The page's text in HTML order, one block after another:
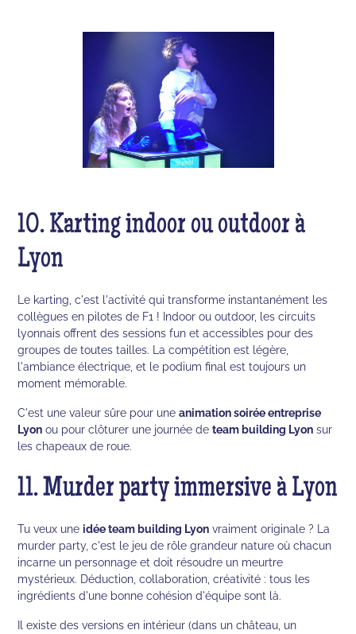
10. Karting indoor ou outdoor à
Lyon
Le karting, c'est l'activité qui transforme instantanément les
collègues en pilotes de F1 ! Indoor ou outdoor, les circuits
lyonnais offrent des sessions fun et accessibles pour des
groupes de toutes tailles. La compétition est légère,
l'ambiance électrique, et le podium final est toujours un
moment mémorable.
C'est une valeur sûre pour uneanimation soirée entreprise
Lyon ou pour clôturer une journée deteam building Lyon sur
les chapeaux de roue.
11. Murder party immersive à Lyon
Tu veux uneidée team building Lyon vraiment originale ? La
murder party, c'est le jeu de rôle grandeur nature où chacun
incarne un personnage et doit résoudre un meurtre
mystérieux. Déduction, collaboration, créativité : tous les
ingrédients d'une bonne cohésion d'équipe sont là.
Il existe des versions en intérieur (dans un château, un